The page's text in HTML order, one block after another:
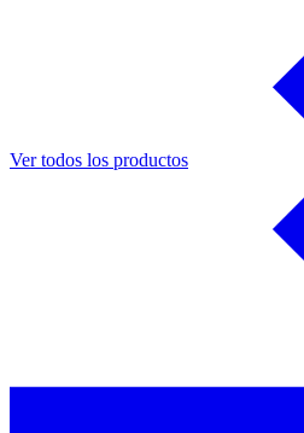
Ver todos los productos